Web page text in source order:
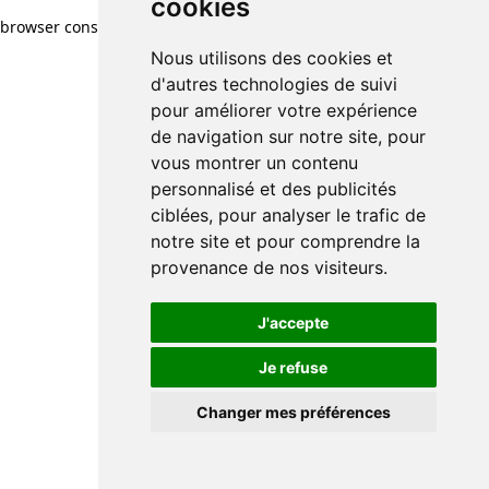
cookies
Nous utilisons des cookies et
d'autres technologies de suivi
pour améliorer votre expérience
de navigation sur notre site, pour
vous montrer un contenu
personnalisé et des publicités
ciblées, pour analyser le trafic de
notre site et pour comprendre la
provenance de nos visiteurs.
J'accepte
Je refuse
Changer mes préférences
browser console for more information)